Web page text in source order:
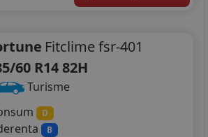
Fitclime fsr-401
60 R14 82H
Turisme
D
B